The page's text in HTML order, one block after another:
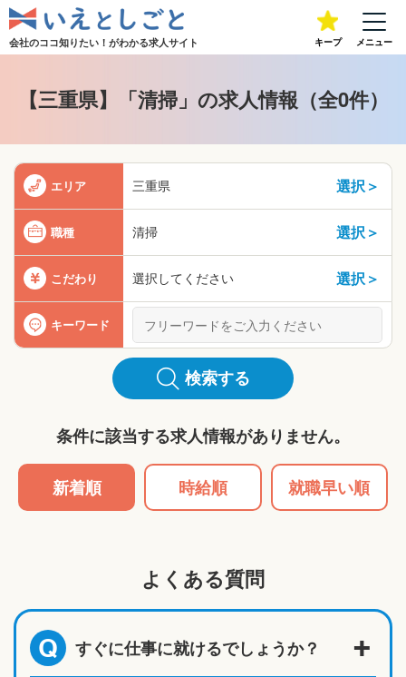
会社のココ知りたい！がわかる求人サイト キープ メニュー
【三重県】「清掃」の求人情報（全0件）
エリア 三重県 選択＞
職種 清掃 選択＞
こだわり 選択してください 選択＞
キーワード
検索する
条件に該当する求人情報がありません。
新着順 時給順 就職早い順
よくある質問
Q すぐに仕事に就けるでしょうか？